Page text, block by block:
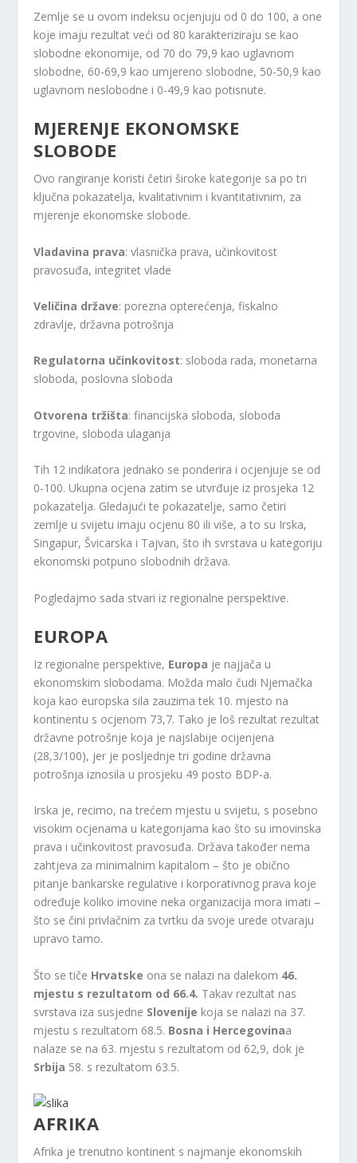
Zemlje se u ovom indeksu ocjenjuju od 0 do 100, a one
koje imaju rezultat veći od 80 karakteriziraju se kao
slobodne ekonomije, od 70 do 79,9 kao uglavnom
slobodne, 60-69,9 kao umjereno slobodne, 50-50,9 kao
uglavnom neslobodne i 0-49,9 kao potisnute.
MJERENJE EKONOMSKE
SLOBODE
Ovo rangiranje koristi četiri široke kategorije sa po tri
ključna pokazatelja, kvalitativnim i kvantitativnim, za
mjerenje ekonomske slobode.
Vladavina prava: vlasnička prava, učinkovitost
pravosuđa, integritet vlade
Veličina države: porezna opterećenja, fiskalno
zdravlje, državna potrošnja
Regulatorna učinkovitost: sloboda rada, monetarna
sloboda, poslovna sloboda
Otvorena tržišta: financijska sloboda, sloboda
trgovine, sloboda ulaganja
Tih 12 indikatora jednako se ponderira i ocjenjuje se od
0-100. Ukupna ocjena zatim se utvrđuje iz prosjeka 12
pokazatelja. Gledajući te pokazatelje, samo četiri
zemlje u svijetu imaju ocjenu 80 ili više, a to su Irska,
Singapur, Švicarska i Tajvan, što ih svrstava u kategoriju
ekonomski potpuno slobodnih država.
Pogledajmo sada stvari iz regionalne perspektive.
EUROPA
Iz regionalne perspektive, Europa je najjača u
ekonomskim slobodama. Možda malo čudi Njemačka
koja kao europska sila zauzima tek 10. mjesto na
kontinentu s ocjenom 73,7. Tako je loš rezultat rezultat
državne potrošnje koja je najslabije ocijenjena
(28,3/100), jer je posljednje tri godine državna
potrošnja iznosila u prosjeku 49 posto BDP-a.
Irska je, recimo, na trećem mjestu u svijetu, s posebno
visokim ocjenama u kategorijama kao što su imovinska
prava i učinkovitost pravosuđa. Država također nema
zahtjeva za minimalnim kapitalom – što je obično
pitanje bankarske regulative i korporativnog prava koje
određuje koliko imovine neka organizacija mora imati –
što se čini privlačnim za tvrtku da svoje urede otvaraju
upravo tamo.
Što se tiče Hrvatske ona se nalazi na dalekom 46. ​​
mjestu s rezultatom od 66.4. Takav rezultat nas
svrstava iza susjedne Slovenije koja se nalazi na 37.
mjestu s rezultatom 68.5. Bosna i Hercegovinaa
nalaze se na 63. mjestu s rezultatom od 62,9, dok je
Srbija 58. s rezultatom 63.5.
AFRIKA
Afrika je trenutno kontinent s najmanje ekonomskih